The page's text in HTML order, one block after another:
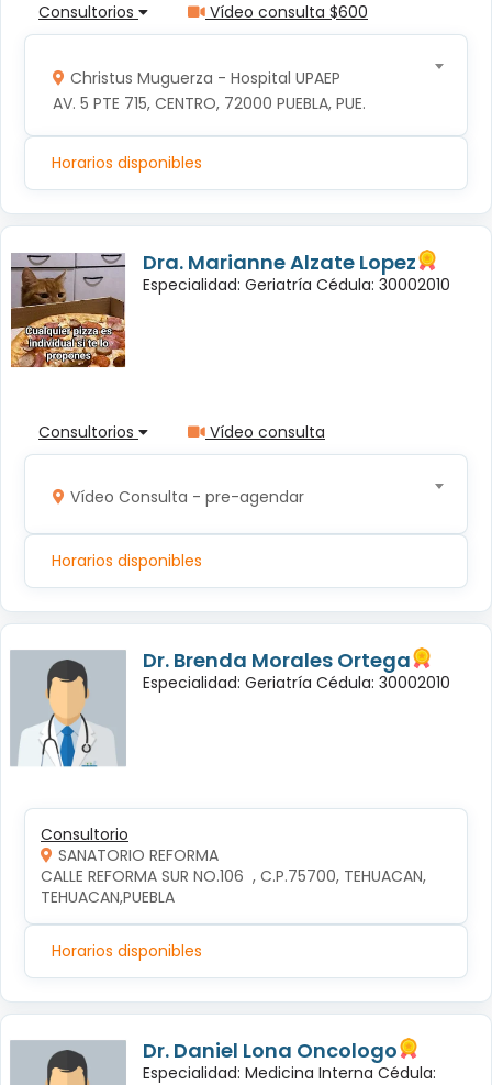
Consultorios Vídeo consulta $600
Christus Muguerza - Hospital UPAEP
AV. 5 PTE 715, CENTRO, 72000 PUEBLA, PUE.
Horarios disponibles
Dra. Marianne Alzate Lopez
Especialidad: Geriatría Cédula: 30002010
Consultorios Vídeo consulta
Vídeo Consulta - pre-agendar
Horarios disponibles
Dr. Brenda Morales Ortega
Especialidad: Geriatría Cédula: 30002010
Consultorio
SANATORIO REFORMA
CALLE REFORMA SUR NO.106  , C.P.75700, TEHUACAN,
TEHUACAN,PUEBLA
Horarios disponibles
Dr. Daniel Lona Oncologo
Especialidad: Medicina Interna Cédula: